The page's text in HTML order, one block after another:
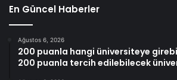
En Güncel Haberler
Ağustos 6, 2026
200 puanla hangi üniversiteye
200 puanla tercih edilebilecek